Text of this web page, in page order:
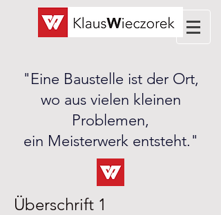
"Eine Baustelle ist der Ort,
wo aus vielen kleinen
Problemen,
ein Meisterwerk entsteht."
Überschrift 1